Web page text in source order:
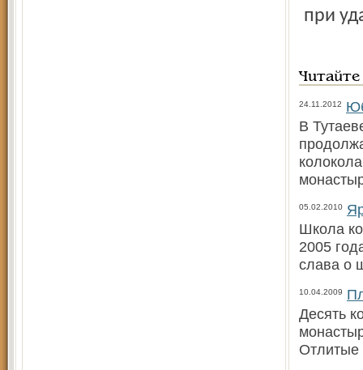
при
24.11.2012
В
05.02.2010
Школа
2005
слава о
10.04.2009
Десять
Отлитые